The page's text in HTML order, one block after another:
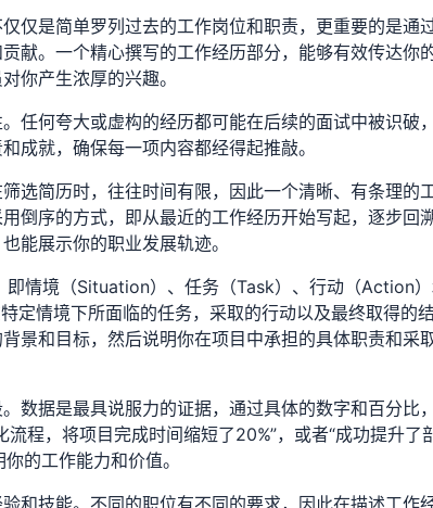
仅是简单罗列过去的工作岗位和职责，更重要的是通
献。一个精心撰写的工作经历部分，能够有效传达你
你产生浓厚的兴趣。
任何夸大或虚构的经历都可能在后续的面试中被识破
成就，确保每一项内容都经得起推敲。
选简历时，往往时间有限，因此一个清晰、有条理的
倒序的方式，即从最近的工作经历开始写起，逐步回
能展示你的职业发展轨迹。
即情境（Situation）、任务（Task）、行动（Action
定情境下所面临的任务，采取的行动以及最终取得的
景和目标，然后说明你在项目中承担的具体职责和采
数据是最具说服力的证据，通过具体的数字和百分比
程，将项目完成时间缩短了20%”，或者“成功提升了
的工作能力和价值。